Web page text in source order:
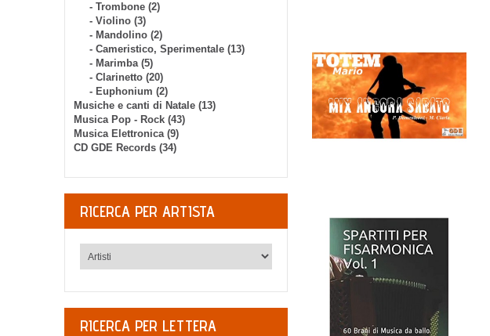
- Trombone (2)
- Violino (3)
- Mandolino (2)
- Cameristico, Sperimentale (13)
- Marimba (5)
- Clarinetto (20)
- Euphonium (2)
Musiche e canti di Natale (13)
Musica Pop - Rock (43)
Musica Elettronica (9)
CD GDE Records (34)
RICERCA PER ARTISTA
RICERCA PER LETTERA